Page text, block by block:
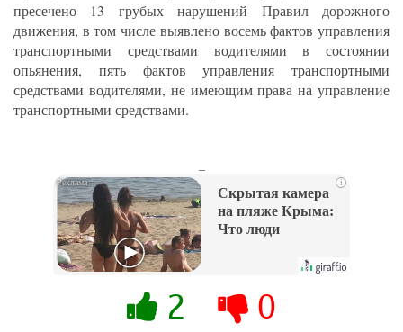
пресечено 13 грубых нарушений Правил дорожного
движения, в том числе выявлено восемь фактов управления
транспортными средствами водителями в состоянии
опьянения, пять фактов управления транспортными
средствами водителями, не имеющим права на управление
транспортными средствами.
i
Скрытая камера
на пляже Крыма:
Что люди
их не видят...
2 0